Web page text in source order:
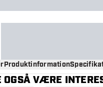
Produktinformation
OGSÅ VÆRE